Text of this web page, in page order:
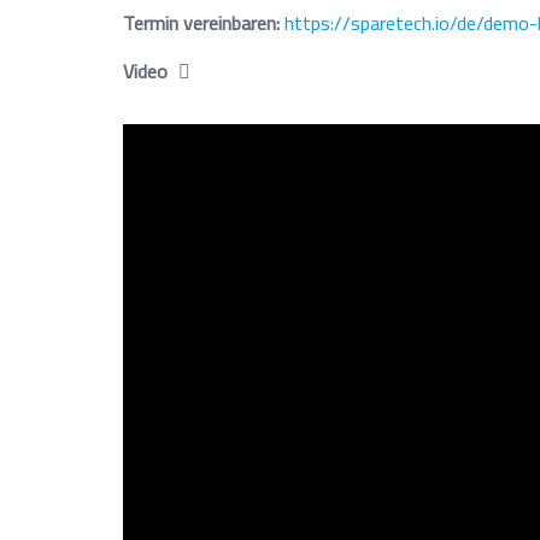
Termin vereinbaren:https://sparetech.io/de/demo-
Video